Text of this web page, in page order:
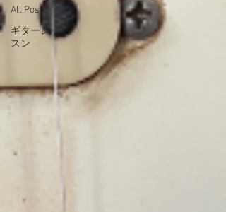
All Posts
ギターレッ
スン